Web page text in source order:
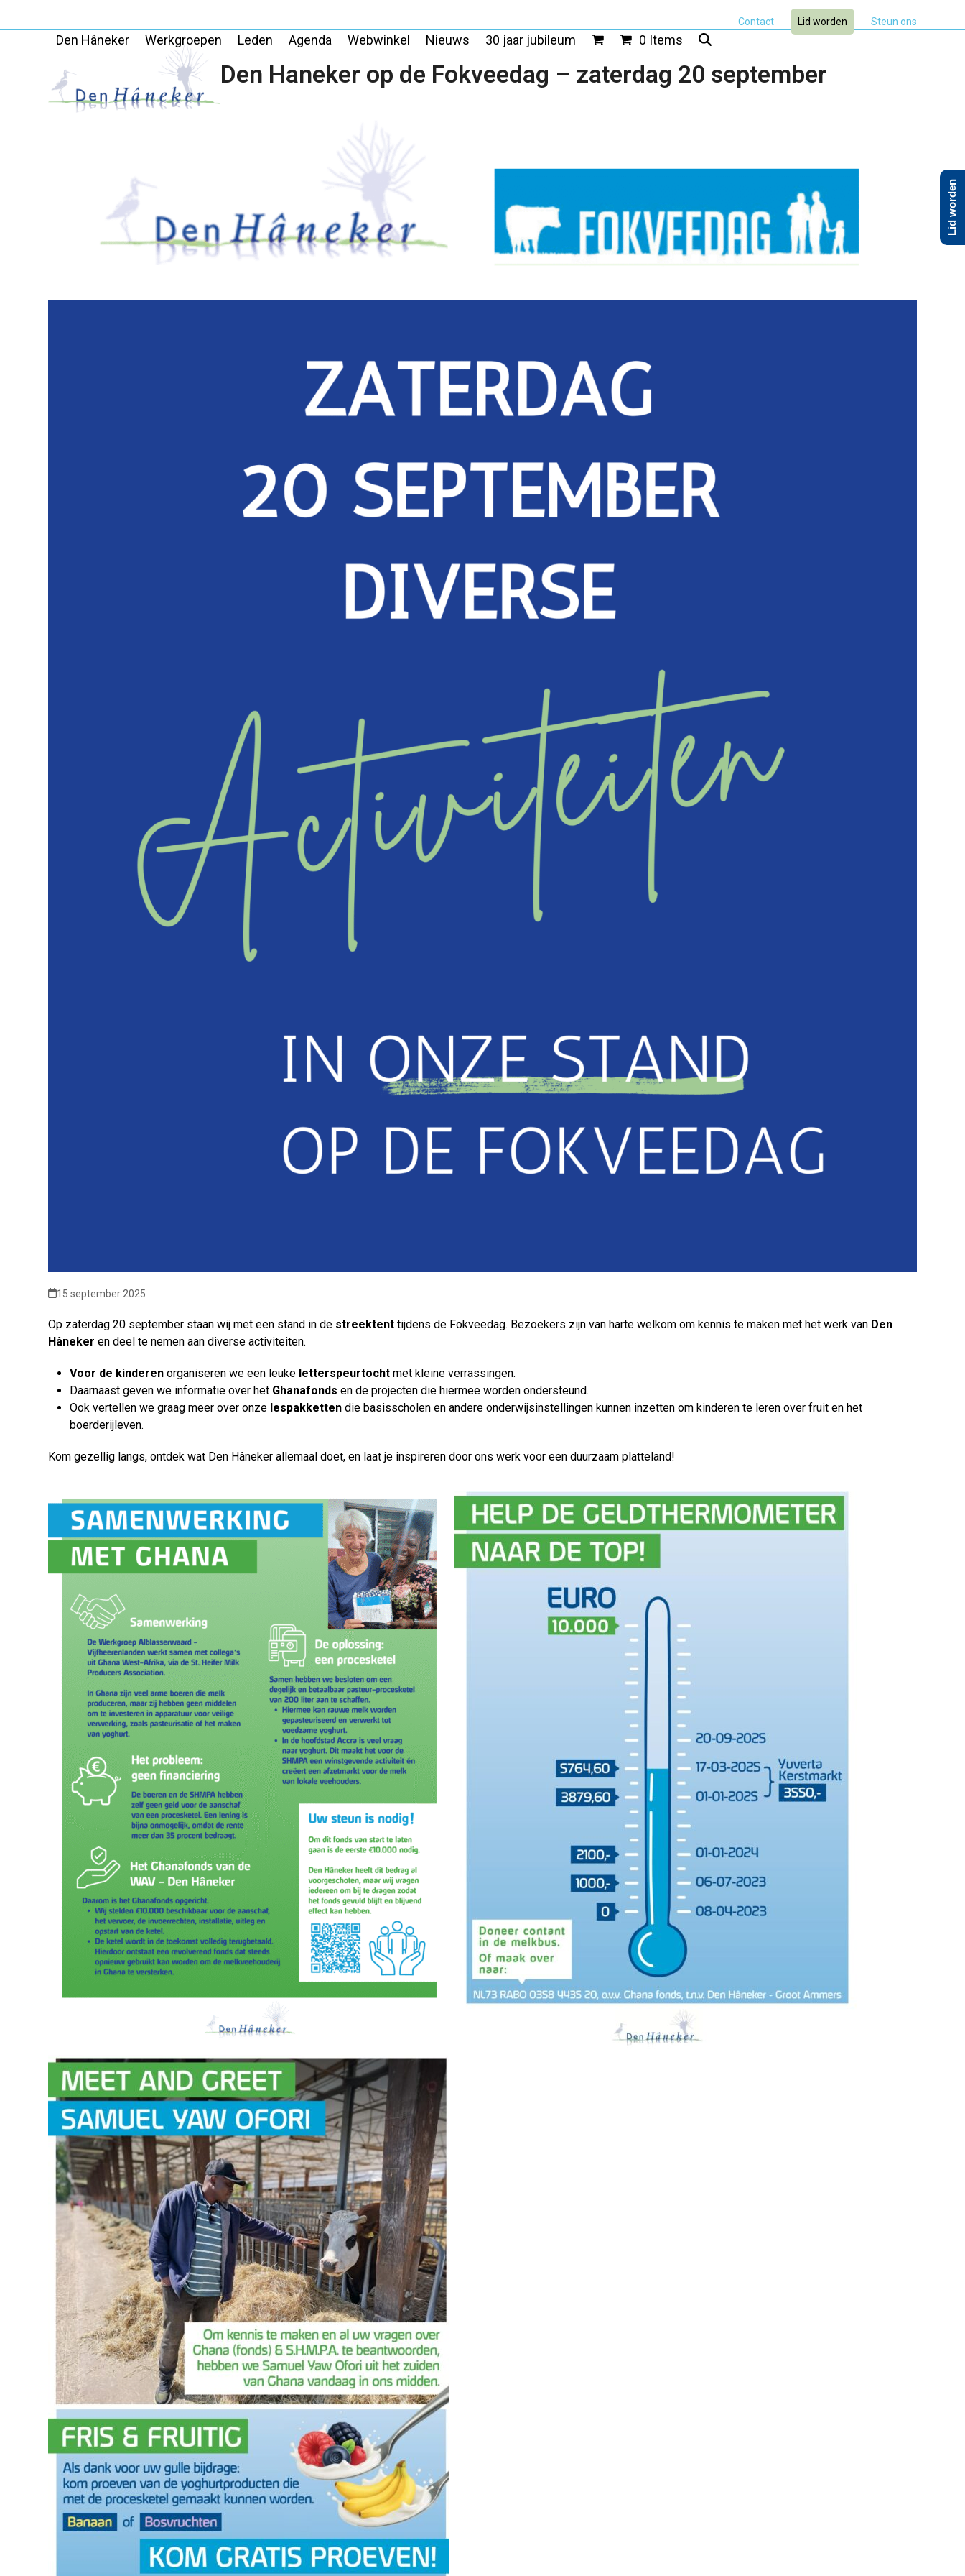
Contact Lid worden Steun ons
Den Hâneker Werkgroepen Leden Agenda Webwinkel Nieuws 30 jaar jubileum 0 Items
Den Haneker op de Fokveedag – zaterdag 20 september
15 september 2025
Op zaterdag 20 september staan wij met een stand in de streektent tijdens de Fokveedag. Bezoekers zijn van harte welkom om kennis te maken met het werk van Den
Hâneker en deel te nemen aan diverse activiteiten.
Voor de kinderen organiseren we een leuke letterspeurtocht met kleine verrassingen.
Daarnaast geven we informatie over het Ghanafonds en de projecten die hiermee worden ondersteund.
Ook vertellen we graag meer over onze lespakketten die basisscholen en andere onderwijsinstellingen kunnen inzetten om kinderen te leren over fruit en het
boerderijleven.
Kom gezellig langs, ontdek wat Den Hâneker allemaal doet, en laat je inspireren door ons werk voor een duurzaam platteland!
Lid worden